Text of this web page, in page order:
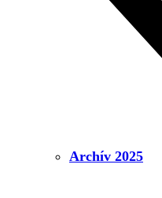
Archív 2025